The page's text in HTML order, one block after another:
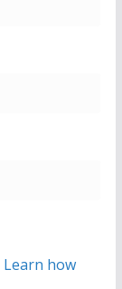
Learn how